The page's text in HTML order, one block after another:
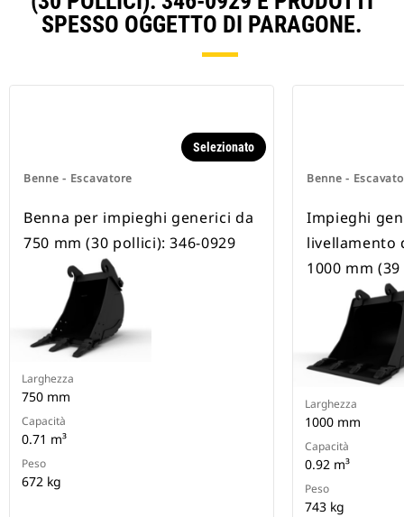
SPESSO OGGETTO DI PARAGONE.
Benne - Escavatore
Selezionato
Benna per impieghi generici da
750 mm (30 pollici): 346-0929
Larghezza
750 mm
Capacità
0.71 m³
Peso
672 kg
Benne -
Impieghi
livellamento
1000 mm
Larghezza
1000 mm
Capacità
0.92 m³
Peso
743 kg